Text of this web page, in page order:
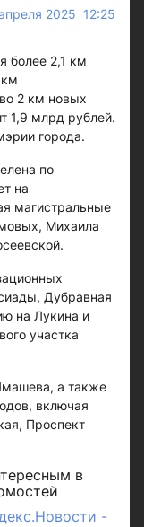
2025 12:25
более 2,1 км
2 км новых
1,9 млрд рублей.
города.
по
на
магистральные
Михаила
Дубравная
на Лукина и
участка
а также
включая
Проспект
в
-